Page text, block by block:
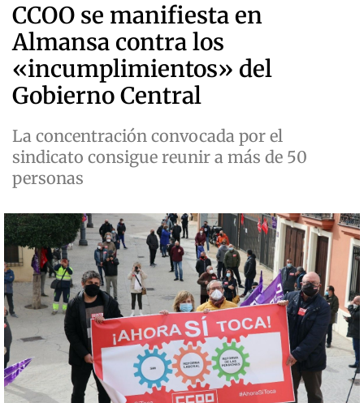
CCOO se manifiesta en
Almansa contra los
«incumplimientos» del
Gobierno Central
La concentración convocada por el
sindicato consigue reunir a más de 50
personas